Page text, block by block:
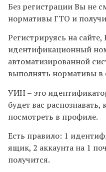
Без регистрации Вы не
нормативы ГТО и
Регистрируясь на
идентификационный
автоматизированной
выполнять нормативы
УИН – это
будет вас
посмотреть в профиле.
Есть правило: 1
ящик, 2 аккаунта на 1
получится.